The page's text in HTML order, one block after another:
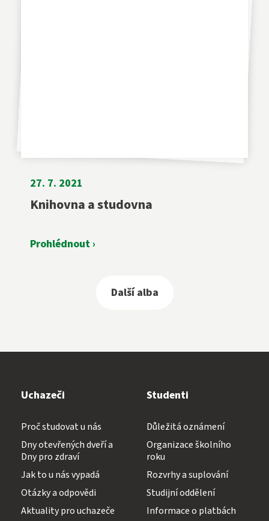
27. 7. 2021
Knihovna a studovna
Prohlédnout ›
Další alba
Uchazeči
Proč studovat u nás
Dny otevřených dveří a
Dny pro zdraví
Jak to u nás vypadá
Otázky a odpovědi
Aktuality pro uchazeče
Studenti
Důležitá oznámení
Organizace školního
roku
Rozvrhy a suplování
Studijní oddělení
Informace o platbách